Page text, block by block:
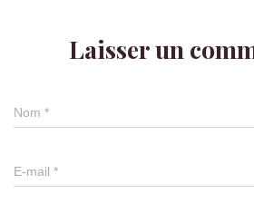
Laisser un
Nom *
E-mail *